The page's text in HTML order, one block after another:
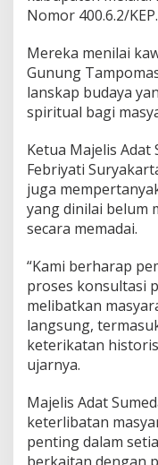
Nomor 400.6.2/
Mereka menilai
Gunung
lanskap budaya
spiritual bagi
Ketua Majelis Adat
Febriyati
juga
yang dinilai belum
secara memadai.
“Kami berharap
proses konsultasi
melibatkan
langsung,
keterikatan
ujarnya.
Majelis Adat
keterlibatan
penting dalam
berkaitan dengan